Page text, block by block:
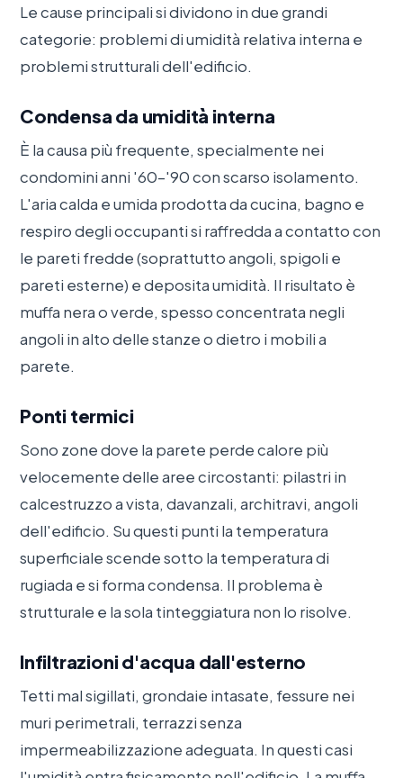
Le cause principali si dividono in due grandi
categorie: problemi di umidità relativa interna e
problemi strutturali dell'edificio.
Condensa da umidità interna
È la causa più frequente, specialmente nei
condomini anni '60–'90 con scarso isolamento.
L'aria calda e umida prodotta da cucina, bagno e
respiro degli occupanti si raffredda a contatto con
le pareti fredde (soprattutto angoli, spigoli e
pareti esterne) e deposita umidità. Il risultato è
muffa nera o verde, spesso concentrata negli
angoli in alto delle stanze o dietro i mobili a
parete.
Ponti termici
Sono zone dove la parete perde calore più
velocemente delle aree circostanti: pilastri in
calcestruzzo a vista, davanzali, architravi, angoli
dell'edificio. Su questi punti la temperatura
superficiale scende sotto la temperatura di
rugiada e si forma condensa. Il problema è
strutturale e la sola tinteggiatura non lo risolve.
Infiltrazioni d'acqua dall'esterno
Tetti mal sigillati, grondaie intasate, fessure nei
muri perimetrali, terrazzi senza
impermeabilizzazione adeguata. In questi casi